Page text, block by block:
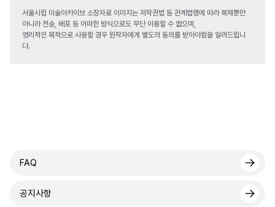
서울시립 미술아카이브 소장자료 이미지는 저작권법 등 관계법령에 따라 복제뿐만
아니라 전송, 배포 등 어떠한 방식으로도 무단 이용할 수 없으며,
영리적인 목적으로 사용할 경우 원작자에게 별도의 동의를 받아야함을 알려드립니
다.
FAQ
공지사항